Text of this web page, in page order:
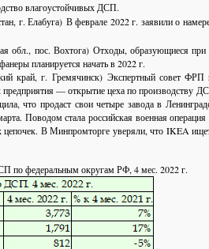
влагоустойчивых ДСП.
г. Елабуга) В феврале 2022 г. заявили о
обл., пос. Вохтога) Отходы, образующиеся при
планируется начать в 2022 г.
край, г. Гремячинск) Экспертный совет
— открытие цеха по производству
что продаст свои четыре завода в
Поводом стала российская военная
В Минпромторге уверяли, что IKEA
по федеральным округам РФ, 4 мес. 2022 г.